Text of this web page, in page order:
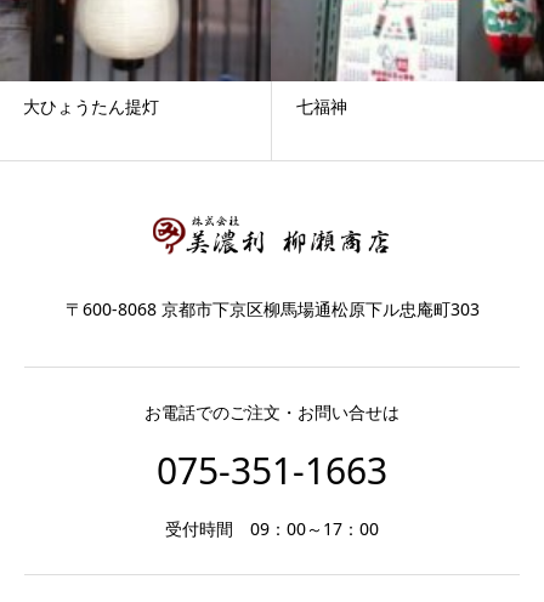
大ひょうたん提灯 七福神
〒600-8068 京都市下京区柳馬場通松原下ル忠庵町303
お電話でのご注文・お問い合せは
075-351-1663
受付時間 09：00～17：00